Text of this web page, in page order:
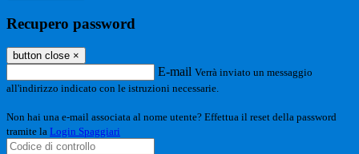
Recupero password
button close ×
E-mail Verrà inviato un messaggio
all'indirizzo indicato con le istruzioni necessarie.
Non hai una e-mail associata al nome utente? Effettua il reset della password
tramite la Login Spaggiari